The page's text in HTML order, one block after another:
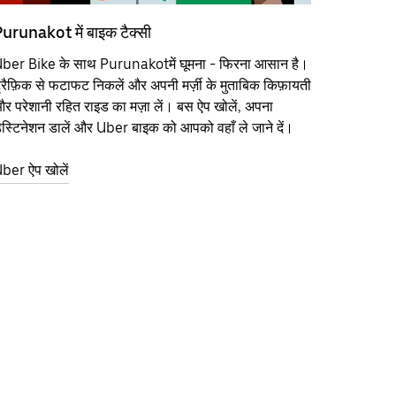
में बाइक टैक्सी
Bike के साथ Purunakotमें घूमना - फिरना आसान है।
से फटाफट निकलें और अपनी मर्ज़ी के मुताबिक किफ़ायती
परेशानी रहित राइड का मज़ा लें। बस ऐप खोलें, अपना
डालें और Uber बाइक को आपको वहाँ ले जाने दें।
ऐप खोलें